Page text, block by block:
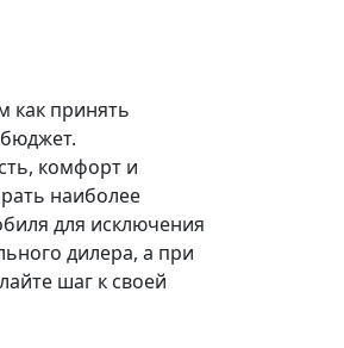
как принять
комфорт и
наиболее
для исключения
дилера, а при
шаг к своей